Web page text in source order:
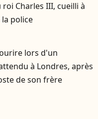
Charles III, cueilli à
police
lors d'un
à Londres, après
de son frère